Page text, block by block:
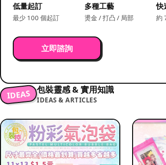
低量起訂
最少 100 個起訂
多種工藝
燙金 / 打凸 / 局部
快
約
立即諮詢
IDEAS 包裝靈感 & 實用知識
IDEAS & ARTICLES